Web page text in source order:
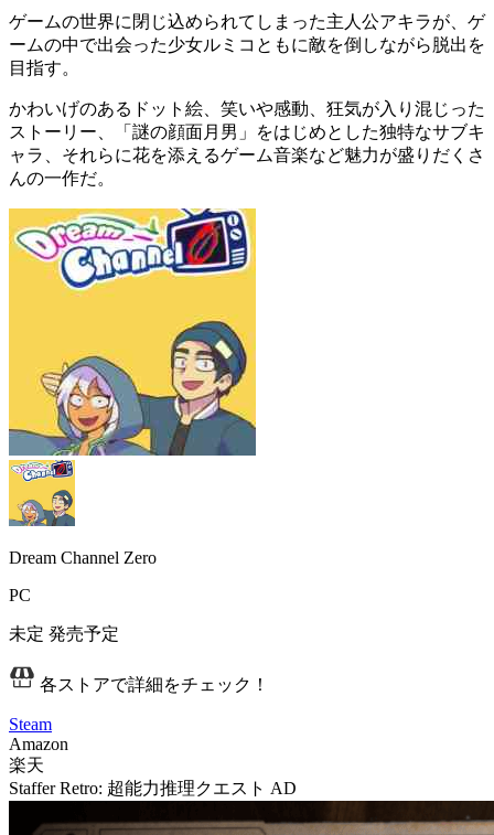
ゲームの世界に閉じ込められてしまった主人公アキラが、ゲ
ームの中で出会った少女ルミコともに敵を倒しながら脱出 を
目指す。
かわいげのある ドット絵、笑いや感動、 狂気が入り混じった
ストーリー、
「謎の顔面月男」
をはじめとした独特なサブキ
ャラ、それらに花を添えるゲーム音楽など魅力が盛りだくさ
んの一作だ。
Dream Channel Zero
PC
未定 発売予定
各ストアで詳細をチェック！
Steam
Amazon
楽天
Staffer Retro: 超能力推理クエスト AD